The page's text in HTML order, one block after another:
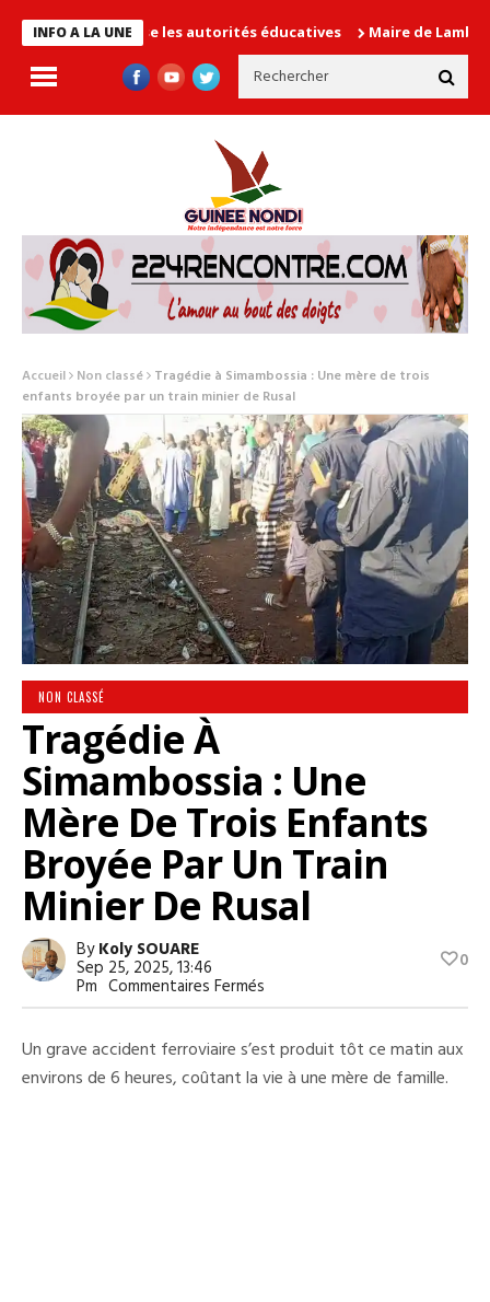
INFO A LA UNE
en cause les autorités éducatives Maire de Lambanyi : Baba
Accueil Non classé Tragédie à Simambossia : Une mère de trois
enfants broyée par un train minier de Rusal
NON CLASSÉ
Tragédie À
Simambossia : Une
Mère De Trois Enfants
Broyée Par Un Train
Minier De Rusal
ByKoly SOUARE
Sep 25, 2025, 13:46
Pm Commentaires Fermés
Tragédie
Simambossia
:
Une
Mère
0
Un grave accident ferroviaire s’est produit tôt ce matin aux
environs de 6 heures, coûtant la vie à une mère de famille.